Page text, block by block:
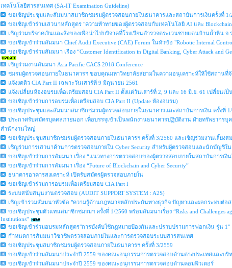
เทคโนโลยีสารสนเทศ (SA-IT Examination Guideline)
ขอเชิญประชุมและสัมมนาสมาชิกชมรมผู้ตรวจสอบภายในธนาคารและสถาบันการเงินครั้งที่ 1/
ขอเชิญเข้าร่วมเสวนาหลักสูตร "ความท้าทายของผู้ตรวจสอบกับเทคโนโลยี AI และ
เชิญร่วมบริจาคเงินและสิ่งของเพื่อนำไปบริจาคที่โรงเรียนตำรวจตระเวนชายแดนบ้านถ้ำหิน จ.
ขอเชิญเข้าร่วมสัมมนา Chief Audit Executive (CAE) Forum ในหัวข้อ "Robotic Internal
ขอเชิญเข้าร่วมสัมมนา เรื่อง “Customer Identification in Digital Banking, Cyber Attack and
เชิญร่วมงานสัมมนา Asia Pacific CACS 2018 Conference
ชมรมผู้ตรวจสอบภายในธนาคารฯ ขอบคุณมหาวิทยาลัยสยามในความอนุเคราะห์ให้ใช้สถานที่
แจ้งงดติว CIA Part II เฉพาะวันเสาร์ที่ 9 มิถุนายน 2561
แจ้งเปลี่ยนห้องอบรมเพื่อเตรียมสอบ CIA Part II ตั้งแต่วันเสาร์ที่ 2, 9 และ 16 มิ.ย. 61 เปลี่ยนเป็
ขอเชิญเข้าร่วมการอบรมเพื่อเตรียมสอบ CIA Part II (Update ห้องอบรม)
ขอเชิญประชุมและสัมมนาสมาชิกชมรมผู้ตรวจสอบภายในธนาคารและสถาบันการเงิน ครั้งที่ 1/
ประกาศรับสมัครบุคคลภายนอก เพื่อบรรจุเข้าเป็นพนักงานธนาคารปฏิบัติงาน ฝ่ายทรัพยากรบุ
สำนักงานใหญ่
ขอเชิญประชุมสมาชิกชมรมผู้ตรวจสอบภายในธนาคารฯ ครั้งที่ 3/2560 และเชิญร่วมงานเลี้ยงส
เชิญร่วมการเสวนาด้านการตรวจสอบภายใน Cyber Security สำหรับผู้ตรวจสอบและนักบัญชีใน
ขอเชิญเข้าร่วมการสัมมนา เรื่อง “แนวทางการตรวจสอบของผู้ตรวจสอบภายในสถาบันการเงิน
ขอเชิญเข้าร่วมการสัมมนา เรื่อง “Future of Blockchain and Cyber Security”
ธนาคารอาคารสงเคราะห์ เปิดรับสมัครผู้ตรวจสอบภายใน
ขอเชิญเข้าร่วมการอบรมเพื่อเตรียมสอบ CIA Part I
ระบบสนับสนุนงานตรวจสอบ (AUDIT SUPPORT SYSTEM : A2S)
เชิญเข้าร่วมสัมมนาหัวข้อ "ความรู้ด้านกฎหมายหลักประกันทางธุรกิจ ปัญหาและผลกระทบต่อส
ขอเชิญประชุมตัวแทนสมาชิกชมรมฯ ครั้งที่ 1/2560 พร้อมสัมมนาเรื่อง “Risks and Challenges
Institutions"
ขอเชิญเข้าร่วมอบรมหลักสูตร"การบังคับใช้กฎหมายป้องกันและปราบปรามการฟอกเงิน รุ่น 1"
กำหนดการสัมมนาวิชาชีพตรวจสอบภายในและการตรวจสอบระบบสารสนเทศ
ขอเชิญประชุมสมาชิกชมรมผู้ตรวจสอบภายในธนาคารฯ ครั้งที่ 3/2559
ขอเชิญเข้าร่วมสัมมนาประจำปี 2559 ของคณะอนุกรรมการตรวจสอบด้านต่างประเทศและบริห
ขอเชิญเข้าร่วมสัมมนาประจำปี 2559 ของคณะอนุกรรมการตรวจสอบด้านคอมพิวเตอร์